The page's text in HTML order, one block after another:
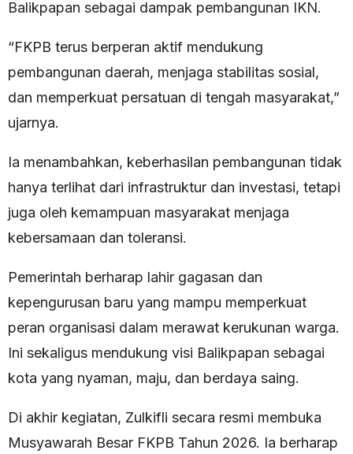
Balikpapan sebagai dampak pembangunan IKN.
“FKPB terus berperan aktif mendukung
pembangunan daerah, menjaga stabilitas sosial,
dan memperkuat persatuan di tengah masyarakat,”
ujarnya.
Ia menambahkan, keberhasilan pembangunan tidak
hanya terlihat dari infrastruktur dan investasi, tetapi
juga oleh kemampuan masyarakat menjaga
kebersamaan dan toleransi.
Pemerintah berharap lahir gagasan dan
kepengurusan baru yang mampu memperkuat
peran organisasi dalam merawat kerukunan warga.
Ini sekaligus mendukung visi Balikpapan sebagai
kota yang nyaman, maju, dan berdaya saing.
Di akhir kegiatan, Zulkifli secara resmi membuka
Musyawarah Besar FKPB Tahun 2026. Ia berharap